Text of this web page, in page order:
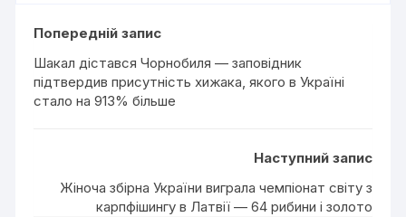
Попередній запис
Шакал дістався Чорнобиля — заповідник
підтвердив присутність хижака, якого в Україні
стало на 913% більше
Наступний запис
Жіноча збірна України виграла чемпіонат світу з
карпфішингу в Латвії — 64 рибини і золото